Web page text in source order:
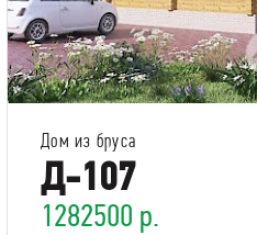
Дом из бруса
Д-107
1282500 р.